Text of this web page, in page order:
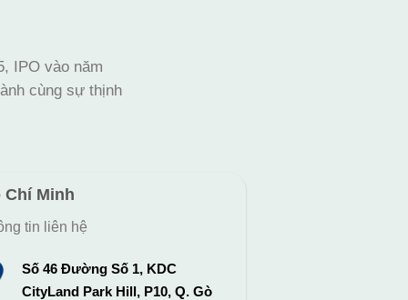
IPO vào năm
cùng sự thịnh
Chí Minh
tin liên hệ
Số 46 Đường Số 1, KDC
CityLand Park Hill, P10, Q. Gò